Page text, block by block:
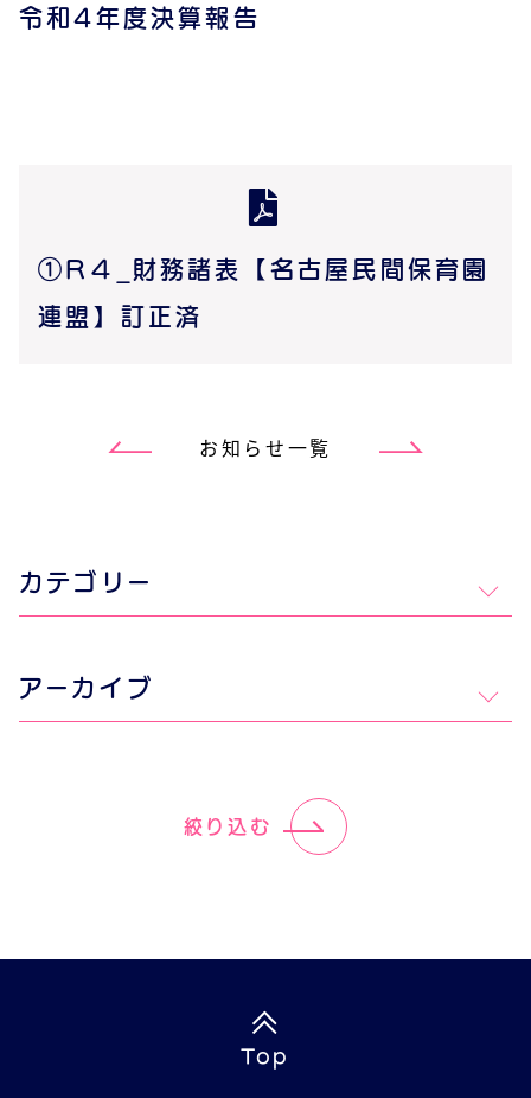
令和4年度決算報告
①R４_財務諸表【名古屋民間保育園
連盟】訂正済
お知らせ一覧
カテゴリー
アーカイブ
絞り込む
Top